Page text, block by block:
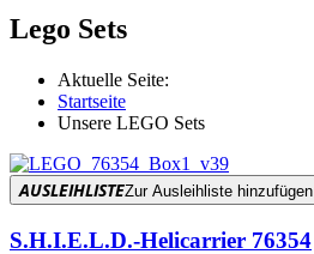
Lego Sets
Aktuelle Seite:
Startseite
Unsere LEGO Sets
AUSLEIHLISTEZur Ausleihliste hinzufügen
S.H.I.E.L.D.-Helicarrier 76354